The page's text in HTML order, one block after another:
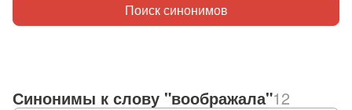
Поиск синонимов
Синонимы к слову "воображала"12